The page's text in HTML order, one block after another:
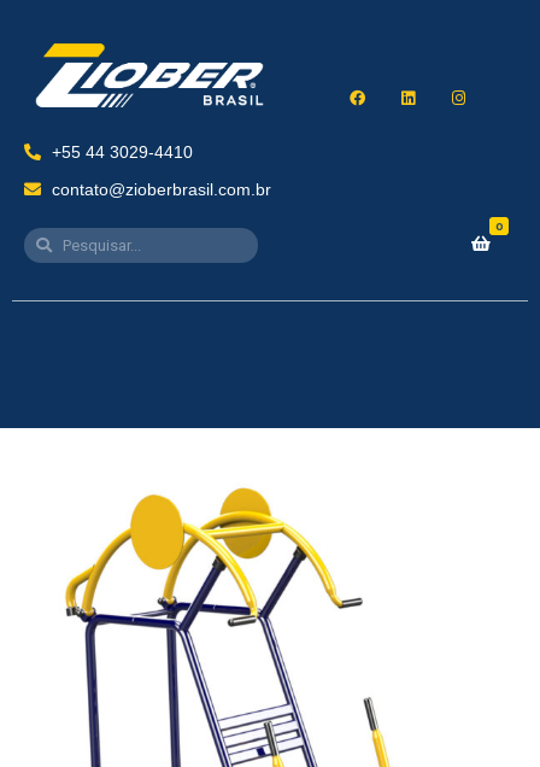
+55 44 3029-4410
contato@zioberbrasil.com.br
0